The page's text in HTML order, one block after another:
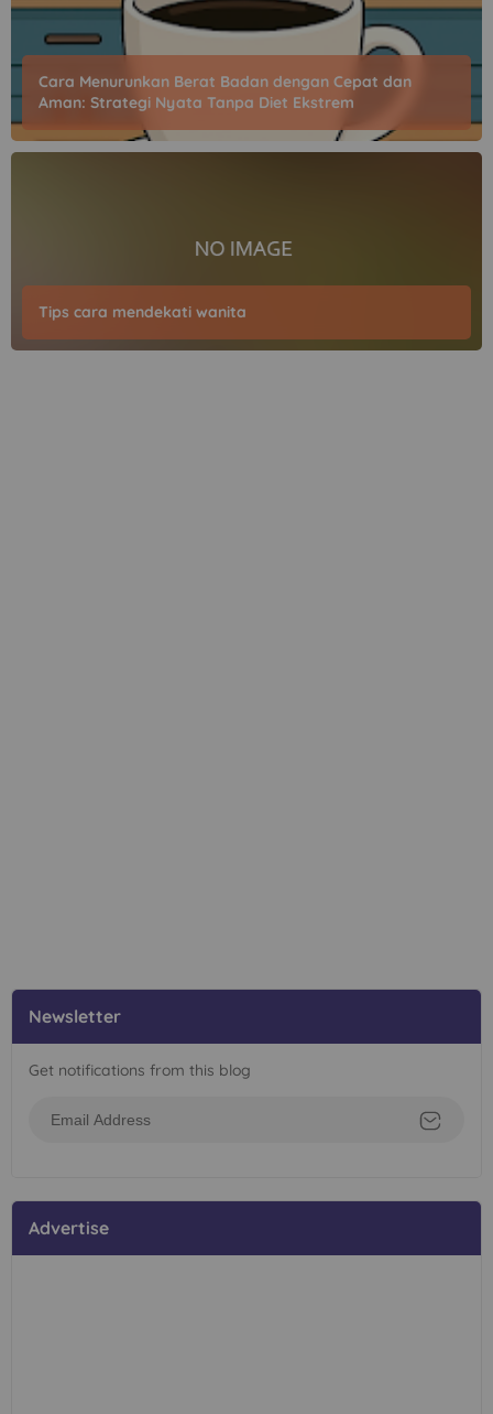
Cara Menurunkan Berat Badan dengan Cepat dan
Aman: Strategi Nyata Tanpa Diet Ekstrem
Tips cara mendekati wanita
Newsletter
Get notifications from this blog
Advertise